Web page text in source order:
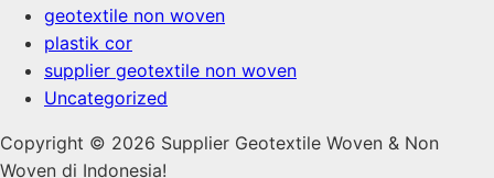
geotextile non woven
plastik cor
supplier geotextile non woven
Uncategorized
Copyright © 2026 Supplier Geotextile Woven & Non
Woven di Indonesia!